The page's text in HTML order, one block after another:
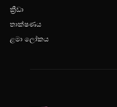
ක්‍රීඩා
තාක්ෂණය
ළමා ලෝකය